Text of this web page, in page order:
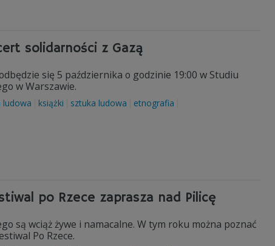
solidarności z Gazą
się 5 października o godzinie 19:00 w Studiu
w Warszawie.
ludowa książki sztuka ludowa etnografia
po Rzece zaprasza nad Pilicę
są wciąż żywe i namacalne. W tym roku można poznać
Po Rzece.